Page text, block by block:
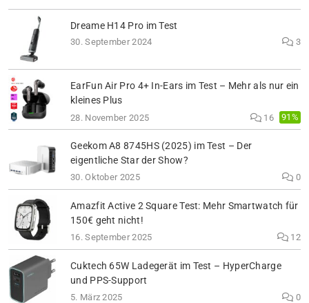
Dreame H14 Pro im Test
30. September 2024 3
EarFun Air Pro 4+ In-Ears im Test – Mehr als nur ein
kleines Plus
28. November 2025 16 91%
Geekom A8 8745HS (2025) im Test – Der
eigentliche Star der Show?
30. Oktober 2025 0
Amazfit Active 2 Square Test: Mehr Smartwatch für
150€ geht nicht!
16. September 2025 12
Cuktech 65W Ladegerät im Test – HyperCharge
und PPS-Support
5. März 2025 0